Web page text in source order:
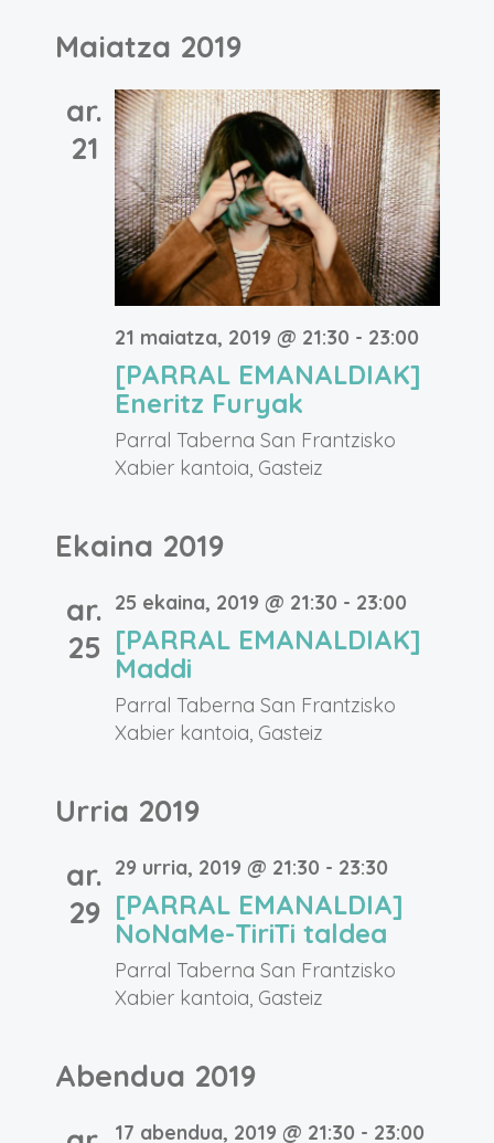
Maiatza 2019
ar.
21
21 maiatza, 2019 @ 21:30 - 23:00
[PARRAL EMANALDIAK]
Eneritz Furyak
Parral Taberna San Frantzisko
Xabier kantoia, Gasteiz
Ekaina 2019
ar.
25
25 ekaina, 2019 @ 21:30 - 23:00
[PARRAL EMANALDIAK]
Maddi
Parral Taberna San Frantzisko
Xabier kantoia, Gasteiz
Urria 2019
ar.
29
29 urria, 2019 @ 21:30 - 23:30
[PARRAL EMANALDIA]
NoNaMe-TiriTi taldea
Parral Taberna San Frantzisko
Xabier kantoia, Gasteiz
Abendua 2019
17 abendua, 2019 @ 21:30 - 23:00